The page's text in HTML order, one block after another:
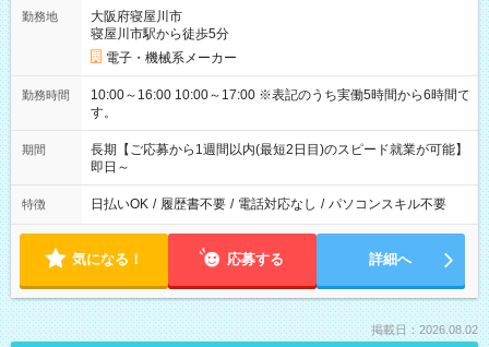
勤務地
大阪府寝屋川市
寝屋川市駅から徒歩5分
電子・機械系メーカー
勤務時間
10:00～16:00 10:00～17:00 ※表記のうち実働5時間から6時間で
す。
期間
長期【ご応募から1週間以内(最短2日目)のスピード就業が可能】
即日～
特徴 日払いOK / 履歴書不要 / 電話対応なし / パソコンスキル不要
気になる！ 応募する 詳細へ
掲載日：2026.08.02